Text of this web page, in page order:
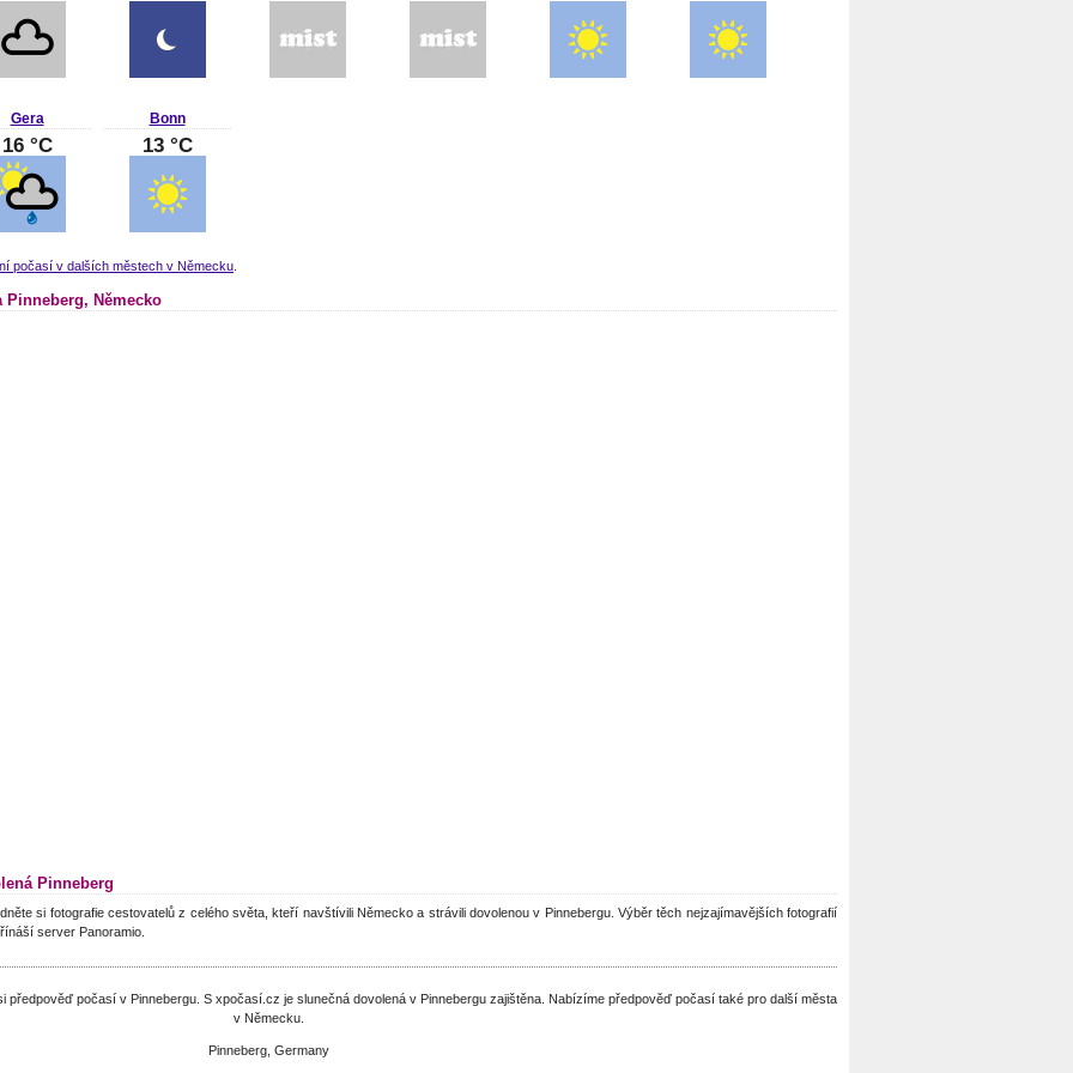
Gera
16 °C
Bonn
13 °C
počasí v dalších městech v Německu
Pinneberg, Německo
Pinneberg
si fotografie cestovatelů z celého světa, kteří navštívili Německo a strávili dovolenou v Pinnebergu. Výběr těch nejzajímavějších fotografií
server Panoramio.
předpověď počasí v Pinnebergu. S xpočasí.cz je slunečná dovolená v Pinnebergu zajištěna. Nabízíme předpověď počasí také pro další města
v Německu.
Pinneberg, Germany